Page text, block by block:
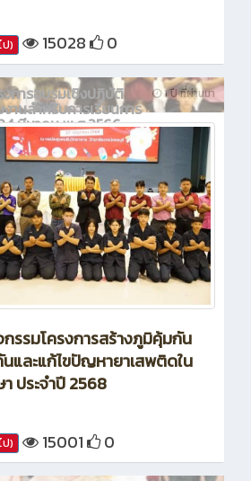
ป) 15028 0
1 ปี ที่ผ่านมา
งการอบรมเชิงปฏิบัติ
งานสำหรับการเรียนการ
มีนาคม พ.ศ.2566
กรรมโครงการสร้างภูมิคุ้มกัน
และแก้ไขปัญหายาเสพติดใน
ประจำปี 2568
ป) 15001 0